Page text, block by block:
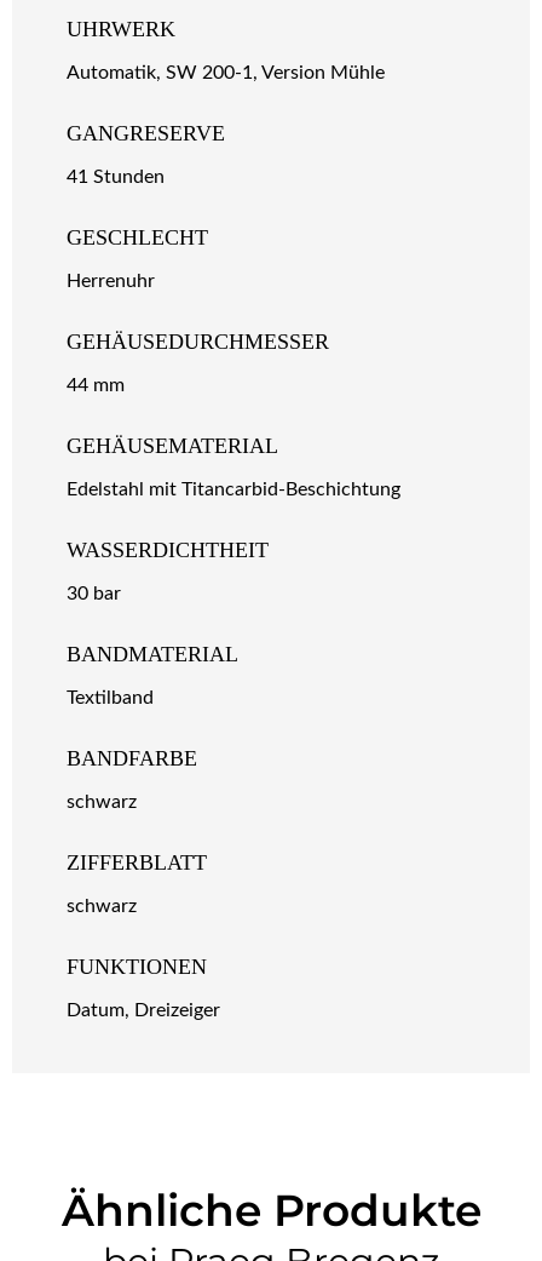
UHRWERK
Automatik, SW 200-1, Version Mühle
GANGRESERVE
41 Stunden
GESCHLECHT
Herrenuhr
GEHÄUSEDURCHMESSER
44 mm
GEHÄUSEMATERIAL
Edelstahl mit Titancarbid-Beschichtung
WASSERDICHTHEIT
30 bar
BANDMATERIAL
Textilband
BANDFARBE
schwarz
ZIFFERBLATT
schwarz
FUNKTIONEN
Datum, Dreizeiger
Ähnliche Produkte